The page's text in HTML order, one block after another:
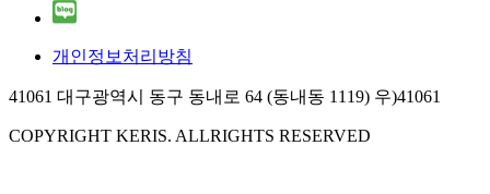
개인정보처리방침
41061 대구광역시 동구 동내로 64 (동내동 1119) 우)41061
COPYRIGHT KERIS. ALLRIGHTS RESERVED